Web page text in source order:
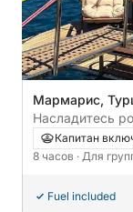
Мармарис,
Насладитесь
день на гулете.
Капитан
8 часов · Для
Fuel included